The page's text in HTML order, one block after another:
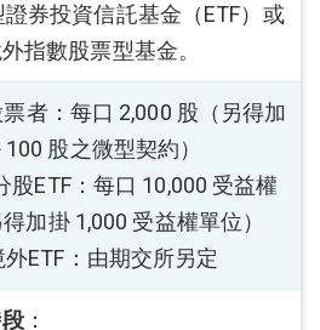
券投資信託基金（ETF）或
指數股票型基金。
者：每口 2,000 股（另得加
100 股之微型契約）
股ETF：每口 10,000 受益權
加掛 1,000 受益權單位）
外ETF：由期交所另定
：